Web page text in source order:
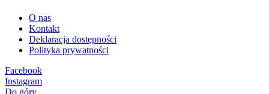
O nas
Kontakt
Deklaracja dostępności
Polityka prywatności
Facebook
Instagram
Do góry